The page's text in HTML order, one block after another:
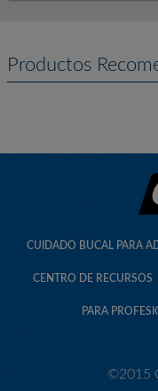
Productos
CUIDADO BUCAL PARA
CENTRO DE RECURSOS
PARA
©2015